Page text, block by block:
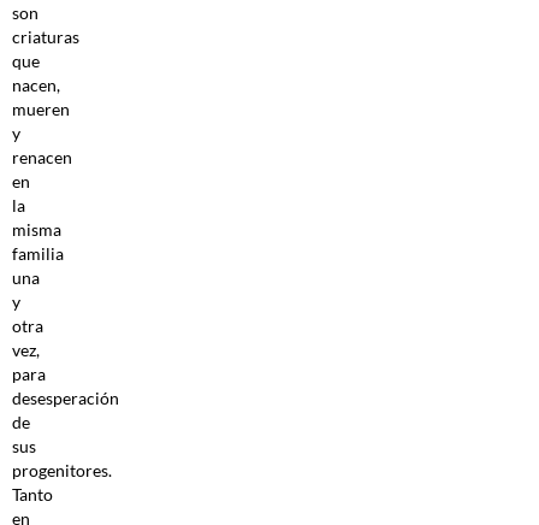
son
criaturas
que
nacen,
mueren
y
renacen
en
la
misma
familia
una
y
otra
vez,
para
desesperación
de
sus
progenitores.
Tanto
en